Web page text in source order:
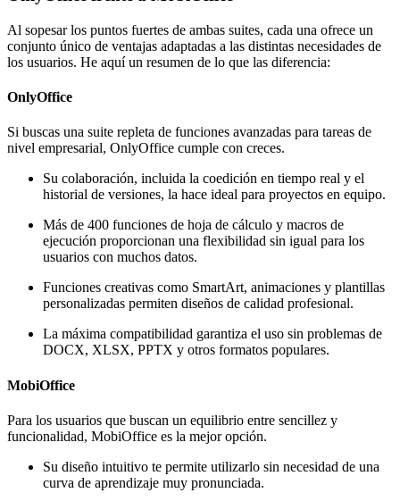
Al sopesar los puntos fuertes de ambas suites, cada una ofrece un
conjunto único de ventajas adaptadas a las distintas necesidades de
los usuarios. He aquí un resumen de lo que las diferencia:
OnlyOffice
Si buscas una suite repleta de funciones avanzadas para tareas de
nivel empresarial, OnlyOffice cumple con creces.
Su colaboración, incluida la coedición en tiempo real y el
historial de versiones, la hace ideal para proyectos en equipo.
Más de 400 funciones de hoja de cálculo y macros de
ejecución proporcionan una flexibilidad sin igual para los
usuarios con muchos datos.
Funciones creativas como SmartArt, animaciones y plantillas
personalizadas permiten diseños de calidad profesional.
La máxima compatibilidad garantiza el uso sin problemas de
DOCX, XLSX, PPTX y otros formatos populares.
MobiOffice
Para los usuarios que buscan un equilibrio entre sencillez y
funcionalidad, MobiOffice es la mejor opción.
Su diseño intuitivo te permite utilizarlo sin necesidad de una
curva de aprendizaje muy pronunciada.